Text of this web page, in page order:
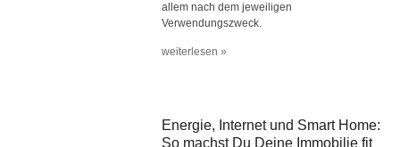
allem nach dem jeweiligen
Verwendungszweck.
weiterlesen »
Energie, Internet und Smart Home:
So machst Du Deine Immobilie fit